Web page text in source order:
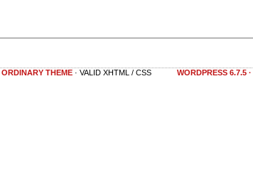
ORDINARY THEME · VALID XHTML / CSS WORDPRESS 6.7.5 ·